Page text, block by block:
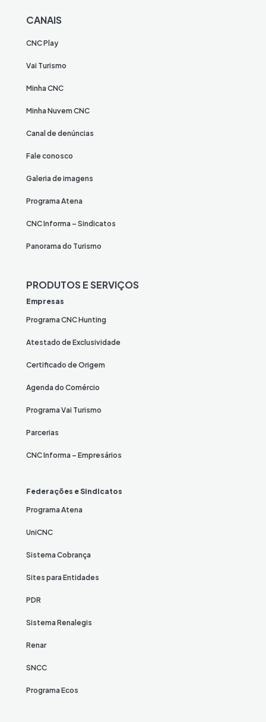
CANAIS
CNC Play
Vai Turismo
Minha CNC
Minha Nuvem CNC
Canal de denúncias
Fale conosco
Galeria de imagens
Programa Atena
CNC Informa – Sindicatos
Panorama do Turismo
PRODUTOS E SERVIÇOS
Empresas
Programa CNC Hunting
Atestado de Exclusividade
Certificado de Origem
Agenda do Comércio
Programa Vai Turismo
Parcerias
CNC Informa – Empresários
Federações e Sindicatos
Programa Atena
UniCNC
Sistema Cobrança
Sites para Entidades
PDR
Sistema Renalegis
Renar
SNCC
Programa Ecos